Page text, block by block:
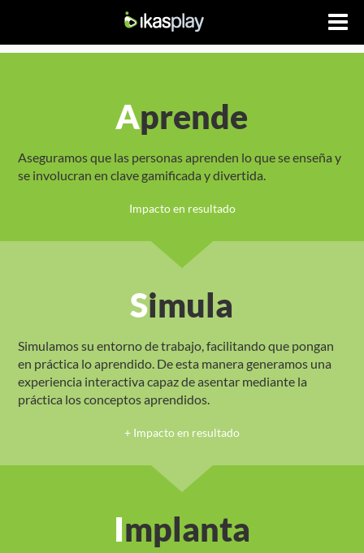
Aprende
Aseguramos que las personas aprenden lo que se enseña y
se involucran en clave gamificada y divertida.
Impacto en resultado
Simula
Simulamos su entorno de trabajo, facilitando que pongan
en práctica lo aprendido. De esta manera generamos una
experiencia interactiva capaz de asentar mediante la
práctica los conceptos aprendidos.
+ Impacto en resultado
Implanta